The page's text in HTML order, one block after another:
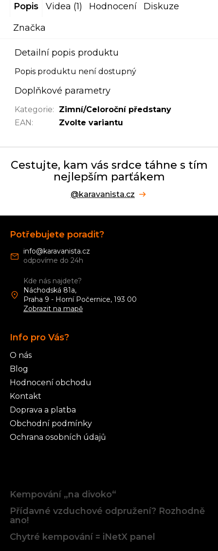
Popis Videa (1) Hodnocení
Diskuze
Značka
Detailní popis produktu
Popis produktu není dostupný
Doplňkové parametry
Kategorie:
Zimní/Celoroční předstany
EAN: Zvolte variantu
Cestujte, kam vás srdce táhne s tím
nejlepším parťákem
@karavanista.cz
Potřebujete poradit?
info@karavanista.cz
Kde nás najdete?
Náchodská 81a,
Praha 9 - Horní Počernice, 193 00
Zobrazit na mapě
Info pro Vás?
O nás
Blog
Hodnocení obchodu
Kontakt
Doprava a platba
Obchodní podmínky
Ochrana osobních údajů
Kempování „na divoko“
Přídavné vzduchové odpružení? Rozhodně
ano!
Chytré kempování = iNetX panel